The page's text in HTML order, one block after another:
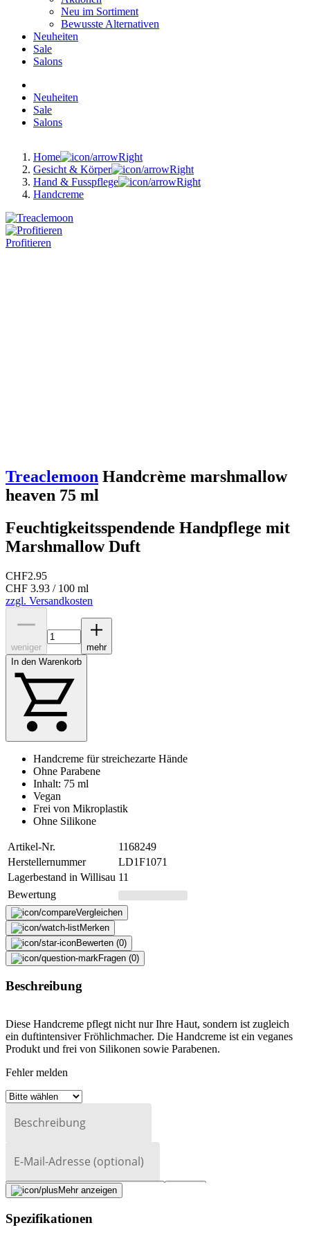
Neu im Sortiment
Bewusste Alternativen
Neuheiten
Sale
Salons
Neuheiten
Sale
Salons
Home
Gesicht & Körper
Hand & Fusspflege
Handcreme
Profitieren
Treaclemoon Handcrème marshmallow
heaven 75 ml
Feuchtigkeitsspendende Handpflege mit
Marshmallow Duft
CHF2.95
CHF 3.93 / 100 ml
zzgl. Versandkosten
weniger
mehr
In den Warenkorb
Handcreme für streichezarte Hände
Ohne Parabene
Inhalt: 75 ml
Vegan
Frei von Mikroplastik
Ohne Silikone
Artikel-Nr.
1168249
Herstellernummer
LD1F1071
Lagerbestand in Willisau 11
Bewertung
Vergleichen
Merken
Bewerten (0)
Fragen (0)
Beschreibung
Diese Handcreme pflegt nicht nur Ihre Haut, sondern ist zugleich
ein duftintensiver Fröhlichmacher. Die Handcreme ist ein veganes
Produkt und frei von Silikonen sowie Parabenen.
Fehler melden
Beschreibung
E-Mail-Adresse (optional)
Formular schliessen
Mehr anzeigen
Spezifikationen